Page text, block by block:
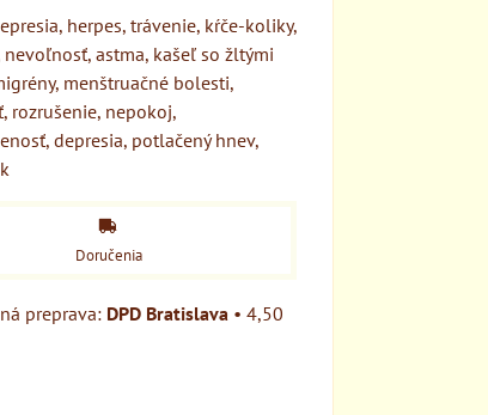
herpes, trávenie, kŕče-koliky,
astma, kašeľ so žltými
menštruačné bolesti,
rozrušenie, nepokoj,
depresia, potlačený hnev,
Doručenia
DPD Bratislava • 4,50